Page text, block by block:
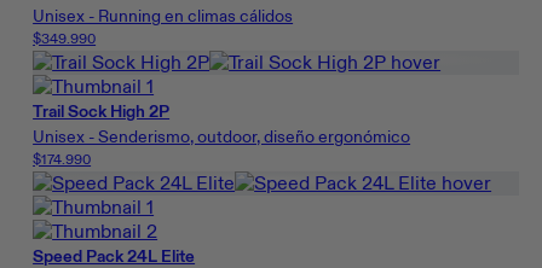
Unisex - Running en climas cálidos
$349.990
Trail Sock High 2P
Unisex - Senderismo, outdoor, diseño ergonómico
$174.990
Speed Pack 24L Elite